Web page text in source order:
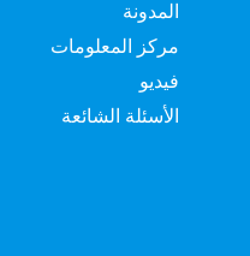
المدونة
مركز المعلومات
فيديو
الأسئلة الشائعة